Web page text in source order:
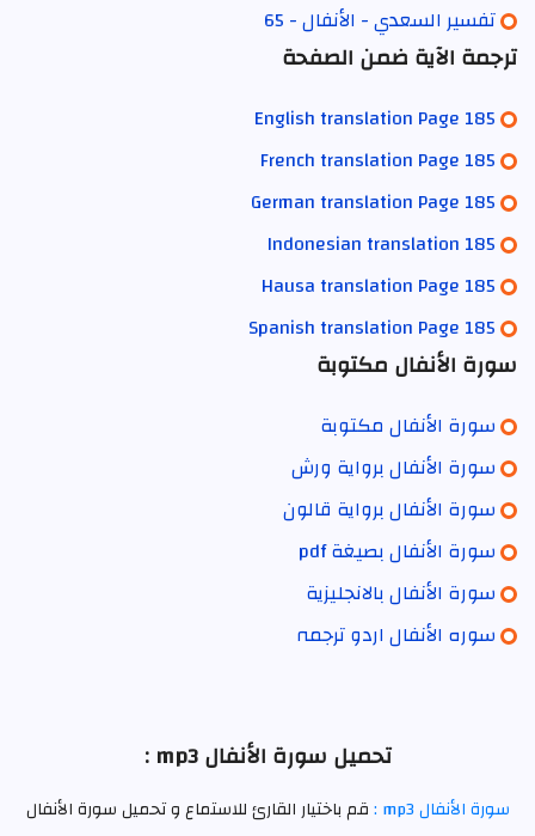
تفسير السعدي - الأنفال - 65
ترجمة الآية ضمن الصفحة
English translation Page 185
French translation Page 185
German translation Page 185
Indonesian translation 185
Hausa translation Page 185
Spanish translation Page 185
سورة الأنفال مكتوبة
سورة الأنفال مكتوبة
سورة الأنفال برواية ورش
سورة الأنفال برواية قالون
سورة الأنفال بصيغة pdf
سورة الأنفال بالانجليزية
سورہ الأنفال اردو ترجمہ
تحميل سورة الأنفال mp3 :
سورة الأنفال mp3 : قم باختيار القارئ للاستماع و تحميل سورة الأنفال